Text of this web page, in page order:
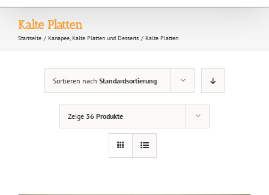
Kalte Platten
Startseite Kanapee, Kalte Platten und Desserts Kalte Platten
Sortieren nach Standardsortierung
Zeige 36 Produkte